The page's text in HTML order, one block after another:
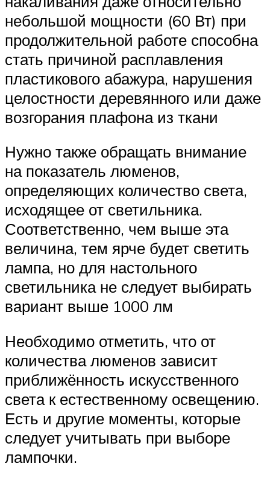
небольшой мощности (60 Вт) при
продолжительной работе способна
стать причиной расплавления
пластикового абажура, нарушения
целостности деревянного или даже
возгорания плафона из ткани
Нужно также обращать внимание
на показатель люменов,
определяющих количество света,
исходящее от светильника.
Соответственно, чем выше эта
величина, тем ярче будет светить
лампа, но для настольного
светильника не следует выбирать
вариант выше 1000 лм
Необходимо отметить, что от
количества люменов зависит
приближённость искусственного
света к естественному освещению.
Есть и другие моменты, которые
следует учитывать при выборе
лампочки.